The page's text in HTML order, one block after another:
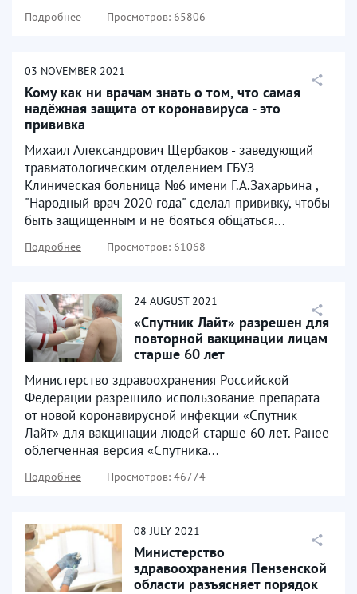
Подробнее Просмотров: 65806
03 NOVEMBER 2021
Кому как ни врачам знать о том, что самая
надёжная защита от коронавируса - это
прививка
Михаил Александрович Щербаков - заведующий
травматологическим отделением ГБУЗ
Клиническая больница №6 имени Г.А.Захарьина ,
"Народный врач 2020 года" сделал прививку, чтобы
быть защищенным и не бояться общаться...
Подробнее Просмотров: 61068
24 AUGUST 2021
«Спутник Лайт» разрешен для
повторной вакцинации лицам
старше 60 лет
Министерство здравоохранения Российской
Федерации разрешило использование препарата
от новой коронавирусной инфекции «Спутник
Лайт» для вакцинации людей старше 60 лет. Ранее
облегченная версия «Спутника...
Подробнее Просмотров: 46774
08 JULY 2021
Министерство
здравоохранения Пензенской
области разъясняет порядок